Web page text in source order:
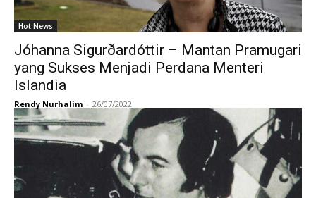
Hot News
Jóhanna Sigurðardóttir – Mantan Pramugari
yang Sukses Menjadi Perdana Menteri
Islandia
Rendy Nurhalim - 26/07/2022